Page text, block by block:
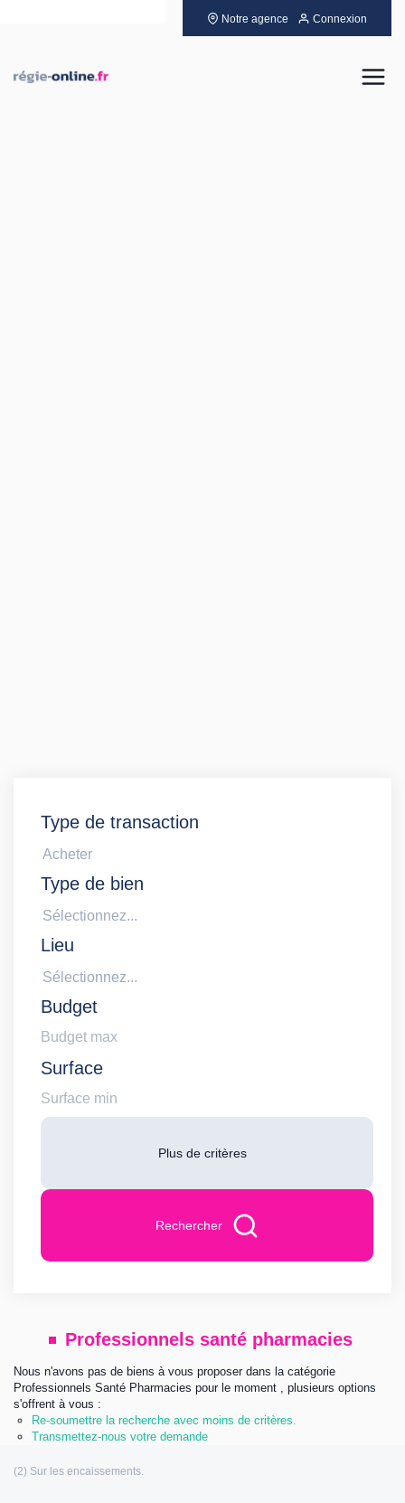
Notre agence Connexion
Type de transaction
Acheter
Type de bien
Sélectionnez...
Lieu
Sélectionnez...
Budget
Surface
Plus de critères
Rechercher
Professionnels santé pharmacies
Nous n'avons pas de biens à vous proposer dans la catégorie
Professionnels Santé Pharmacies pour le moment , plusieurs options
s'offrent à vous :
Re-soumettre la recherche avec moins de critères.
Transmettez-nous votre demande